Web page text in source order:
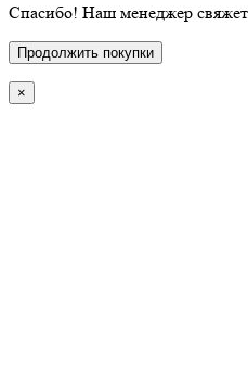
Спасибо! Наш менеджер
Продолжить покупки
×